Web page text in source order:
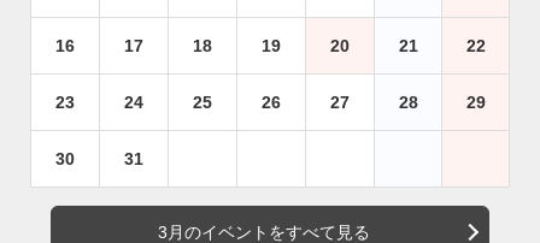
16 17 18 19 20 21 22
23 24 25 26 27 28 29
30 31
3月のイベントをすべて見る